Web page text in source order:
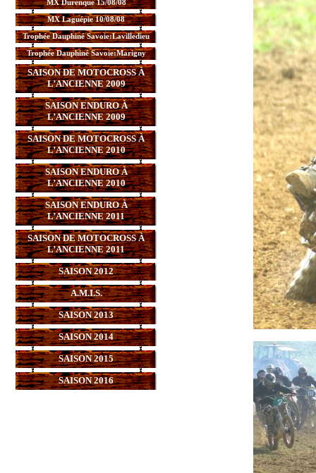
MX Durenque 15/08/08
MX Laguépie 10/08/08
Trophée Dauphiné Savoie:Lavilledieu
Trophée Dauphiné Savoie:Marigny
SAISON DE MOTOCROSS À
L’ANCIENNE 2009
SAISON ENDURO À
L’ANCIENNE 2009
SAISON DE MOTOCROSS À
L’ANCIENNE 2010
SAISON ENDURO À
L’ANCIENNE 2010
SAISON ENDURO À
L’ANCIENNE 2011
SAISON DE MOTOCROSS À
L’ANCIENNE 2011
SAISON 2012
A.M.I.S.
SAISON 2013
SAISON 2014
SAISON 2015
SAISON 2016